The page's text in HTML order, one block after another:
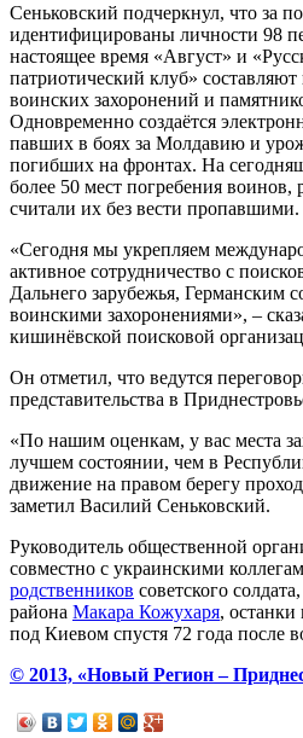
Сеньковский подчеркнул, что за
идентифицированы личности 98
настоящее время «Август» и
патриотический клуб»
воинских захоронений и
Одновременно создаётся
павших в боях за Молдавию и
погибших на фронтах. На
более 50 мест погребения воинов,
считали их без вести пропавшими.
«Сегодня мы укрепляем
активное сотрудничество с
Дальнего зарубежья, Германским
воинскими захоронениями», –
кишинёвской поисковой
Он отметил, что ведутся
представительства в
«По нашим оценкам, у вас места
лучшем состоянии, чем в
движение на правом берегу
заметил Василий Сеньковский.
Руководитель общественной
совместно с украинскими
родственников советского
района Макара Кожухаря,
под Киевом спустя 72 года после
© 2013, «Новый Регион –